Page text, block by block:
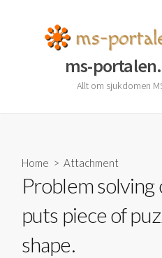
ms-
Allt om sjukdomen
Home > Attachment
Problem solving
puts piece of
shape.